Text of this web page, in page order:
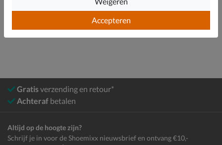
Boots
Gratisverzending en retour*
Achteraf betalen
Altijd op de hoogte zijn?
Schrijf je in voor de Shoemixx nieuwsbrief en ontvang €10,-
Accepteren